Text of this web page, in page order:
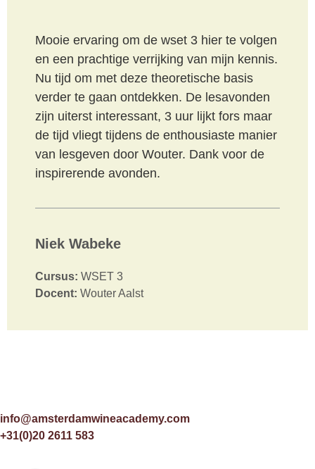
Mooie ervaring om de wset 3 hier te volgen
en een prachtige verrijking van mijn kennis.
Nu tijd om met deze theoretische basis
verder te gaan ontdekken. De lesavonden
zijn uiterst interessant, 3 uur lijkt fors maar
de tijd vliegt tijdens de enthousiaste manier
van lesgeven door Wouter. Dank voor de
inspirerende avonden.
Niek Wabeke
Cursus: WSET 3
Docent: Wouter Aalst
info@amsterdamwineacademy.com
+31(0)20 2611 583